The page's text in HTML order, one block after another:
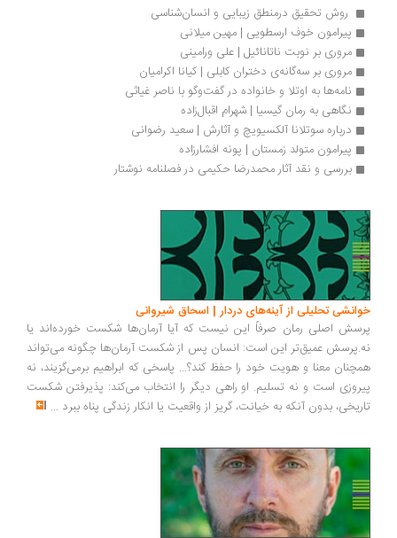
روش تحقیق درمنطق زیبایی و انسان‌شناسی
پیرامون خوف ارسطویی | مهین میلانی
مروری بر نوبت ناتانائیل | علی ورامینی
مروری بر سه‌گانه‌ی دختران کابلی | کیانا اکرامیان
نامه‌ها به اوتلا و خانواده در گفت‌وگو با ناصر غیاثی
نگاهی به رمان گیسیا | شهرام اقبال‌زاده
درباره سوتلانا آلکسيويچ و آثارش | سعید رضوانی
پیرامون متولد زمستان | پونه افشارزاده
بررسی و نقد آثار محمدرضا حکیمی در فصلنامه نوشتار
تحلیلی از آینه‌های دردار | اسحاق شیروانی
اصلی رمان صرفاً این نیست که آیا آرمان‌ها شکست خورده‌اند یا
عمیق‌تر این است: انسان پس از شکست آرمان‌ها چگونه می‌تواند
معنا و هویت خود را حفظ کند؟... پاسخی که ابراهیم برمی‌گزیند، نه
است و نه تسلیم. او راهی دیگر را انتخاب می‌کند: پذیرفتن شکست
بدون آنکه به خیانت، گریز از واقعیت یا انکار زندگی پناه ببرد...